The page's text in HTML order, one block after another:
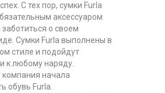
С тех пор, сумки Furla
аксессуаром
заботиться о своем
Сумки Furla выполнены в
стиле и подойдут
к любому наряду.
компания начала
обувь Furla.